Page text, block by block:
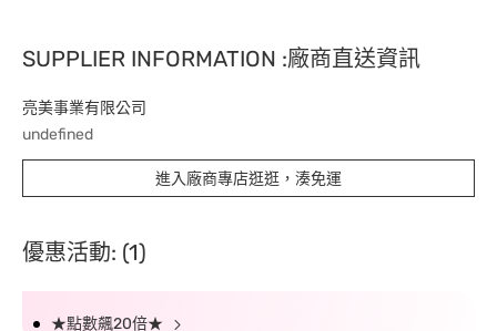
SUPPLIER INFORMATION :廠商直送資訊
亮美事業有限公司
undefined
進入廠商專店逛逛，湊免運
優惠活動: (1)
★點數飆20倍★